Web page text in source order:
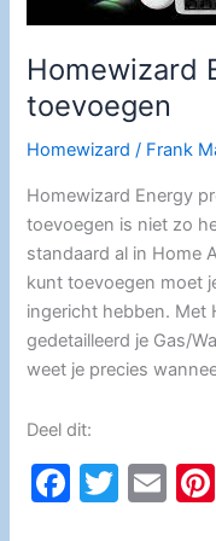
Homewizard
toevoegen
Homewizard / Frank
Homewizard Energy
toevoegen is niet zo
standaard al in Home
kunt toevoegen moet
ingericht hebben. Met
gedetailleerd je Gas/
weet je precies
Deel dit:
F
T
E